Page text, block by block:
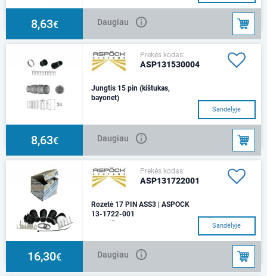
8,63€ Daugiau
Prekės kodas:
ASP131530004
Jungtis 15 pin (kištukas,
bayonet)
Sandėlyje
8,63€ Daugiau
Prekės kodas:
ASP131722001
Rozetė 17 PIN ASS3 | ASPOCK
13-1722-001
moteriška
Sandėlyje
16,30€ Daugiau